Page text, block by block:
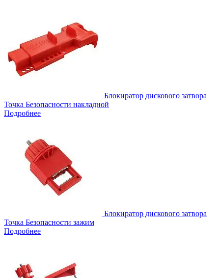
Блокиратор дискового затвора
Точка Безопасности накладной
Подробнее
Блокиратор дискового затвора
Точка Безопасности зажим
Подробнее